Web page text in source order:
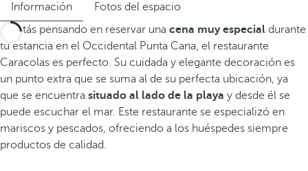
Información
Fotos del espacio
Si estás pensando en reservar una cena muy especial durante
tu estancia en el Occidental Punta Cana, el restaurante
Caracolas es perfecto. Su cuidada y elegante decoración es
un punto extra que se suma al de su perfecta ubicación, ya
que se encuentra situado al lado de la playa y desde él se
puede escuchar el mar. Este restaurante se especializó en
mariscos y pescados, ofreciendo a los huéspedes siempre
productos de calidad.